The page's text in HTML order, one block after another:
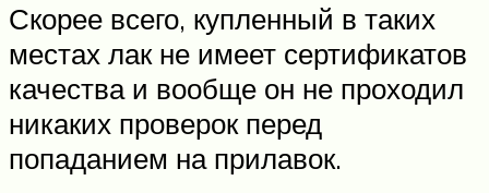
Скорее всего, купленный в таких
местах лак не имеет сертификатов
качества и вообще он не проходил
никаких проверок перед
попаданием на прилавок.